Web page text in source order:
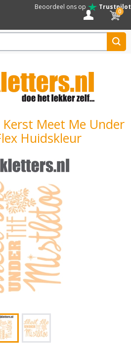
Beoordeel ons op Trustpilot
0
Meet Me Under
Huidskleur